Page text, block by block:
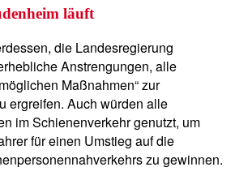
läuft
die Landesregierung
Anstrengungen, alle
Maßnahmen“ zur
ergreifen. Auch würden alle
im Schienenverkehr genutzt, um
für einen Umstieg auf die
zu gewinnen.